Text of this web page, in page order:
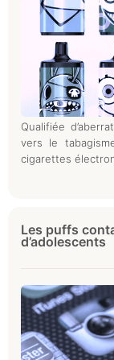
Qualifiée
vers le
cigarettes
Les puffs
d’adolescents